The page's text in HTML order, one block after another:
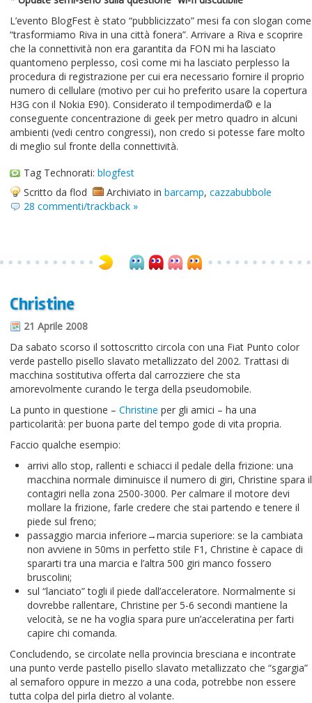
L’evento BlogFest è stato “pubblicizzato” mesi fa con slogan come
“trasformiamo Riva in una città fonera”. Arrivare a Riva e scoprire
che la connettività non era garantita da FON mi ha lasciato
quantomeno perplesso, così come mi ha lasciato perplesso la
procedura di registrazione per cui era necessario fornire il proprio
numero di cellulare (motivo per cui ho preferito usare la copertura
H3G con il Nokia E90). Considerato il tempodimerda© e la
conseguente concentrazione di geek per metro quadro in alcuni
ambienti (vedi centro congressi), non credo si potesse fare molto
di meglio sul fronte della connettività.
Tag Technorati: blogfest
Scritto da flod
Archiviato in barcamp, cazzabubbole
28 commenti/trackback »
Christine
21 Aprile 2008
Da sabato scorso il sottoscritto circola con una Fiat Punto color
verde pastello pisello slavato metallizzato del 2002. Trattasi di
macchina sostitutiva offerta dal carrozziere che sta
amorevolmente curando le terga della pseudomobile.
La punto in questione – Christine per gli amici – ha una
particolarità: per buona parte del tempo gode di vita propria.
Faccio qualche esempio:
arrivi allo stop, rallenti e schiacci il pedale della frizione: una
macchina normale diminuisce il numero di giri, Christine spara il
contagiri nella zona 2500-3000. Per calmare il motore devi
mollare la frizione, farle credere che stai partendo e tenere il
piede sul freno;
passaggio marcia inferiore→marcia superiore: se la cambiata
non avviene in 50ms in perfetto stile F1, Christine è capace di
spararti tra una marcia e l’altra 500 giri manco fossero
bruscolini;
sul “lanciato” togli il piede dall’acceleratore. Normalmente si
dovrebbe rallentare, Christine per 5-6 secondi mantiene la
velocità, se ne ha voglia spara pure un’acceleratina per farti
capire chi comanda.
Concludendo, se circolate nella provincia bresciana e incontrate
una punto verde pastello pisello slavato metallizzato che “sgargia”
al semaforo oppure in mezzo a una coda, potrebbe non essere
tutta colpa del pirla dietro al volante.